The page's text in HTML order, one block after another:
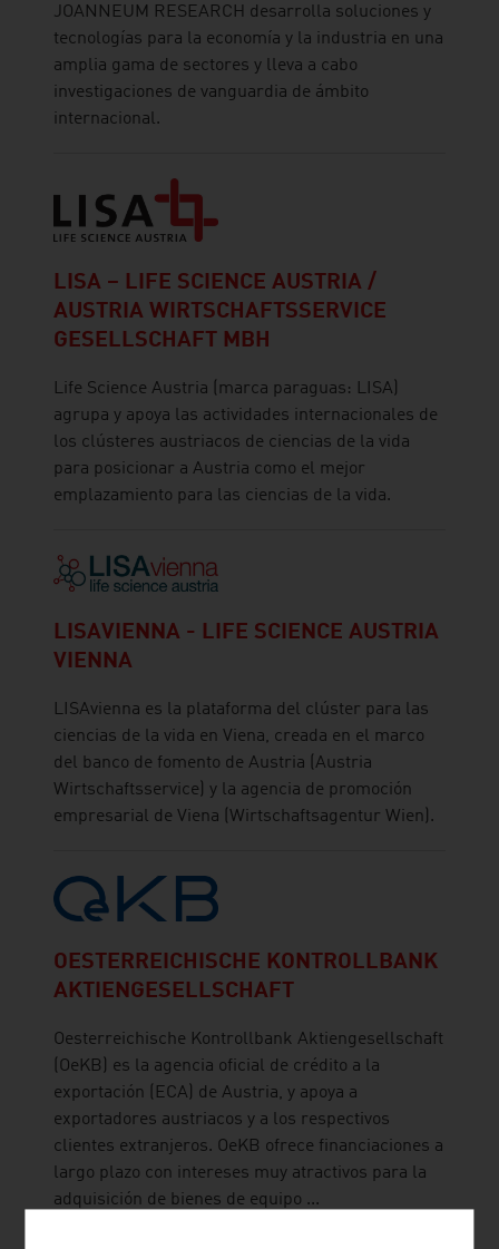
JOANNEUM RESEARCH desarrolla soluciones y
tecnologías para la economía y la industria en una
amplia gama de sectores y lleva a cabo
investigaciones de vanguardia de ámbito
internacional.
LISA – LIFE SCIENCE AUSTRIA /
AUSTRIA WIRTSCHAFTSSERVICE
GESELLSCHAFT MBH
Life Science Austria (marca paraguas: LISA)
agrupa y apoya las actividades internacionales de
los clústeres austriacos de ciencias de la vida
para posicionar a Austria como el mejor
emplazamiento para las ciencias de la vida.
LISAVIENNA - LIFE SCIENCE AUSTRIA
VIENNA
LISAvienna es la plataforma del clúster para las
ciencias de la vida en Viena, creada en el marco
del banco de fomento de Austria (Austria
Wirtschaftsservice) y la agencia de promoción
empresarial de Viena (Wirtschaftsagentur Wien).
OESTERREICHISCHE KONTROLLBANK
AKTIENGESELLSCHAFT
Oesterreichische Kontrollbank Aktiengesellschaft
(OeKB) es la agencia oficial de crédito a la
exportación (ECA) de Austria, y apoya a
exportadores austriacos y a los respectivos
clientes extranjeros. OeKB ofrece financiaciones a
largo plazo con intereses muy atractivos para la
adquisición de bienes de equipo ...